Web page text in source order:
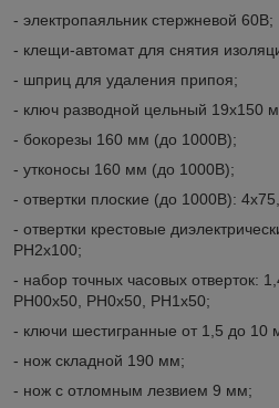
- электропаяльник стержневой 60В;
- клещи-автомат для снятия
- шприц для удаления припоя;
- ключ разводной цельный 19х150
- бокорезы 160 мм (до 1000В);
- утконосы 160 мм (до 1000В);
- отвертки плоские (до 1000В):
- отвертки крестовые
РН2х100;
- набор точных часовых отверток:
РН00х50, РН0х50, РН1х50;
- ключи шестигранные от 1,5 до 10
- нож складной 190 мм;
- нож с отломным лезвием 9 мм;